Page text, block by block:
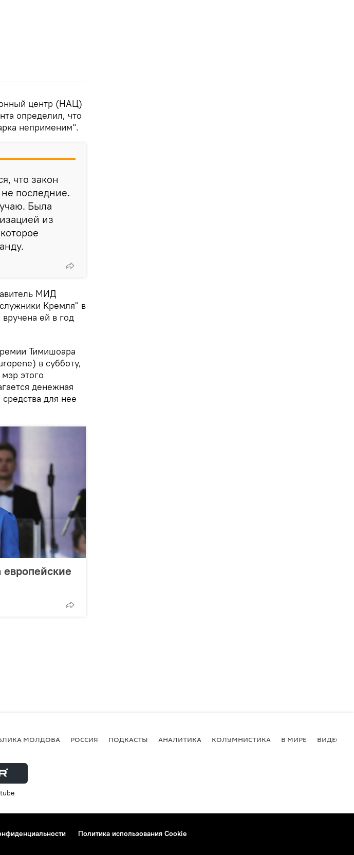
центр (НАЦ)
определил, что
неприменим".
что закон
последние.
Была
из
МИД
Кремля" в
ей в год
Тимишоара
в субботу,
этого
денежная
для нее
МОЛДОВА РОССИЯ ПОДКАСТЫ АНАЛИТИКА КОЛУМНИСТИКА В МИРЕ ВИДЕО
Политика использования Cookie